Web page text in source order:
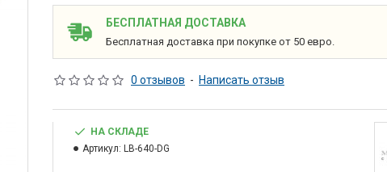
БЕСПЛАТНАЯ ДОСТАВКА
Бесплатная доставка при покупке от 50 евро.
0 отзывов - Написать отзыв
НА СКЛАДЕ
Артикул: LB-640-DG